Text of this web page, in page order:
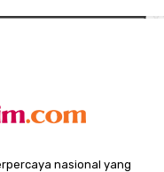
nasional yang